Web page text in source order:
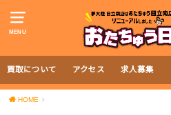
MENU
買取について アクセス 求人募集
HOME